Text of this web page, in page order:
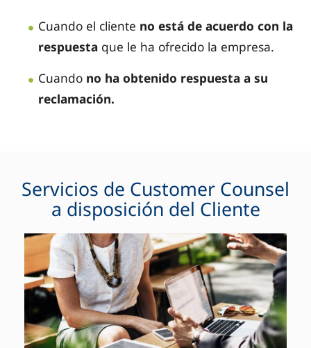
Cuando el cliente no está de acuerdo con la
respuesta que le ha ofrecido la empresa.
Cuando no ha obtenido respuesta a su
reclamación.
Servicios de Customer Counsel
a disposición del Cliente